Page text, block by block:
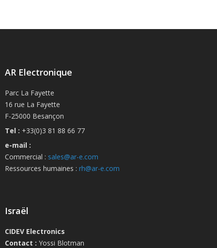
AR Electronique
Parc La Fayette
16 rue La Fayette
F-25000 Besançon
Tel : +33(0)3 81 88 66 77
e-mail :
Commercial : sales@ar-e.com
Ressources humaines : rh@ar-e.com
Israël
CIDEV Electronics
Contact : Yossi Blotman